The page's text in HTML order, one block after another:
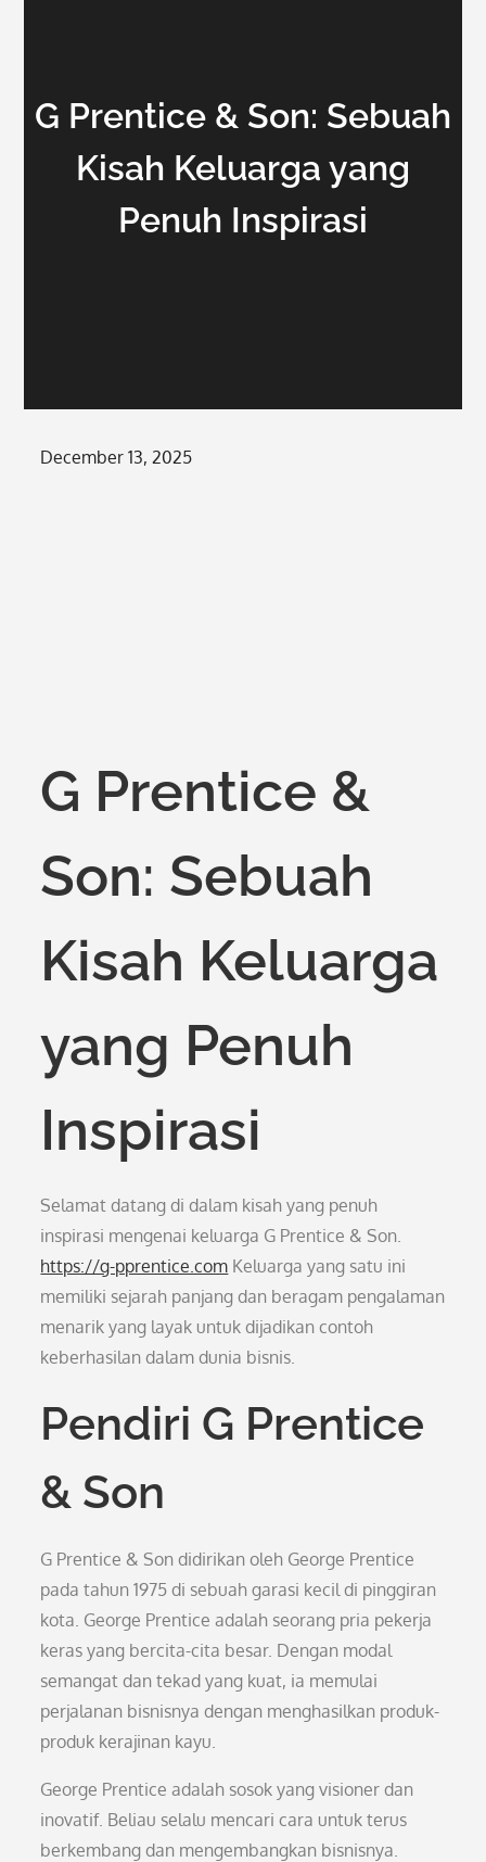
G Prentice & Son: Sebuah
Kisah Keluarga yang
Penuh Inspirasi
Posted
December 13, 2025
G Prentice &
Son: Sebuah
Kisah Keluarga
yang Penuh
Inspirasi
Selamat datang di dalam kisah yang penuh
inspirasi mengenai keluarga G Prentice & Son.
https://g-pprentice.com Keluarga yang satu ini
memiliki sejarah panjang dan beragam pengalaman
menarik yang layak untuk dijadikan contoh
keberhasilan dalam dunia bisnis.
Pendiri G Prentice
& Son
G Prentice & Son didirikan oleh George Prentice
pada tahun 1975 di sebuah garasi kecil di pinggiran
kota. George Prentice adalah seorang pria pekerja
keras yang bercita-cita besar. Dengan modal
semangat dan tekad yang kuat, ia memulai
perjalanan bisnisnya dengan menghasilkan produk-
produk kerajinan kayu.
George Prentice adalah sosok yang visioner dan
inovatif. Beliau selalu mencari cara untuk terus
berkembang dan mengembangkan bisnisnya.